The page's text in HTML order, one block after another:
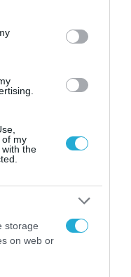
in below Google
of my
the
storage
on web or
και η
εμπορικά σήματα
επιλεγμένες
στο
αποτελέσματα
με τις οπτικές
για
και